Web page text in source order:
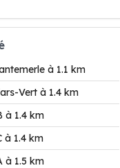
à 1.1 km
Vert à 1.4 km
à 1.4 km
à 1.4 km
à 1.5 km